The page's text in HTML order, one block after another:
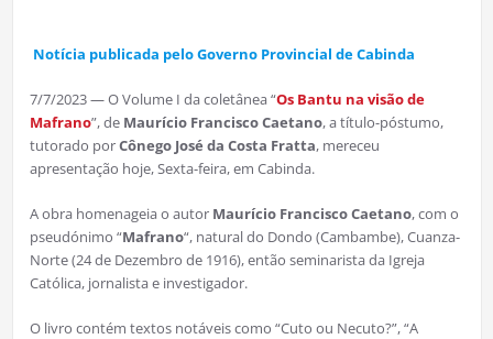
Notícia publicada pelo Governo Provincial de Cabinda
7/7/2023 — O Volume I da coletânea “Os Bantu na visão de
Mafrano”, deMaurício Francisco Caetano, a título-póstumo,
tutorado porCônego José da Costa Fratta, mereceu
apresentação hoje, Sexta-feira, em Cabinda.
A obra homenageia o autor Maurício Francisco Caetano, com o
pseudónimo “Mafrano“, natural do Dondo (Cambambe), Cuanza-
Norte (24 de Dezembro de 1916), então seminarista da Igreja
Católica, jornalista e investigador.
O livro contém textos notáveis como “Cuto ou Necuto?”, “A